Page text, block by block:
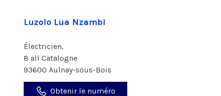
Luzolo Lua Nzambi
Électricien,
8 all Catalogne
93600 Aulnay-sous-Bois
Obtenir le numéro